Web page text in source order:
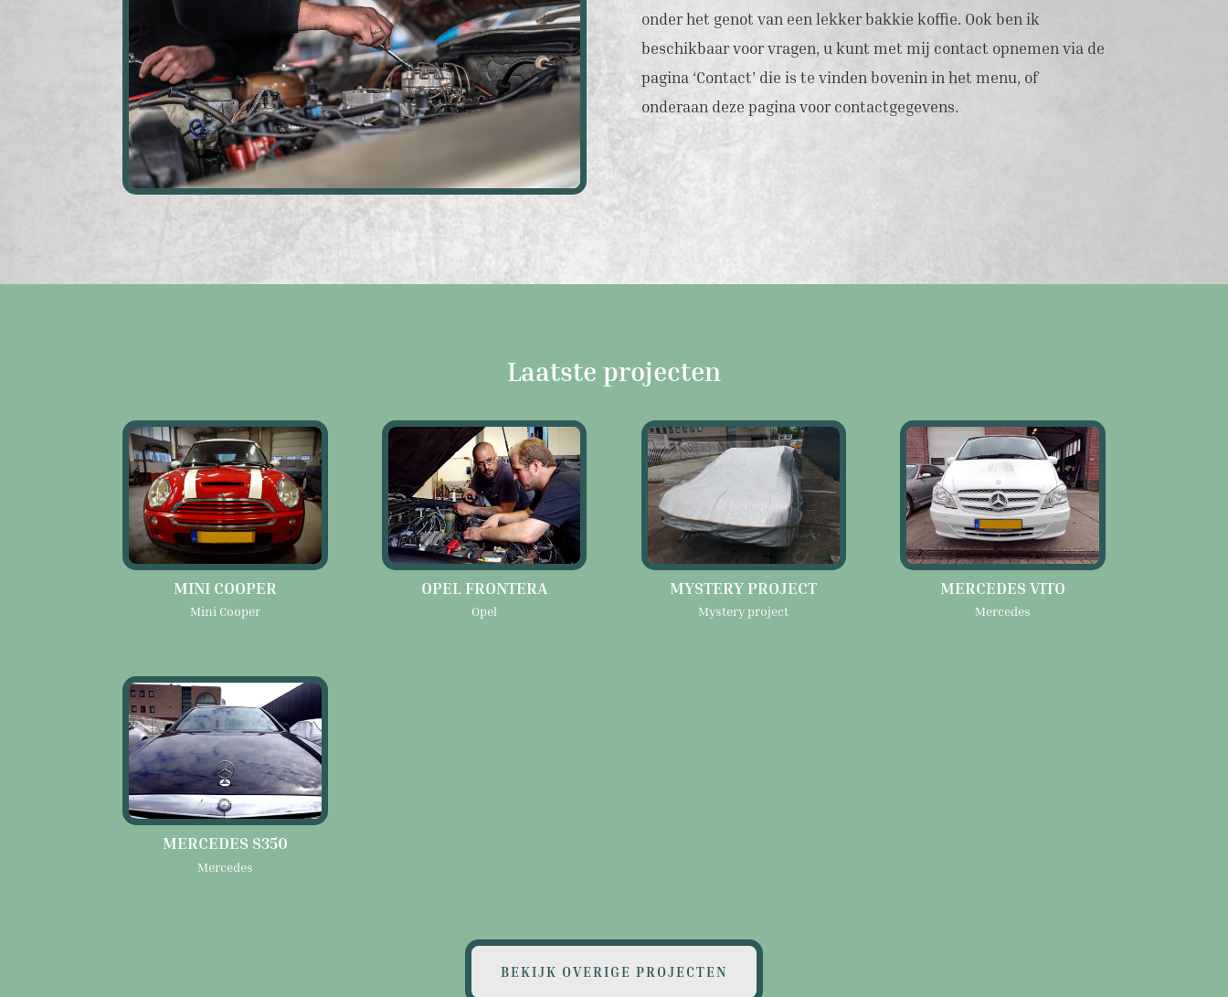
onder het genot van een lekker bakkie koffie. Ook ben ik
beschikbaar voor vragen, u kunt met mij contact opnemen via de
pagina ‘Contact’ die is te vinden bovenin in het menu, of
onderaan deze pagina voor contactgegevens.
Laatste projecten
MINI COOPER
Mini Cooper
OPEL FRONTERA
Opel
MYSTERY PROJECT
Mystery project
MERCEDES VITO
Mercedes
MERCEDES S350
Mercedes
BEKIJK OVERIGE PROJECTEN